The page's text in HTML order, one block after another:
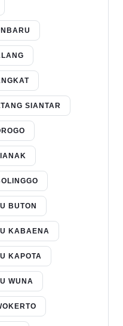
SIANTAR
BUTON
KABAENA
KAPOTA
WUNA